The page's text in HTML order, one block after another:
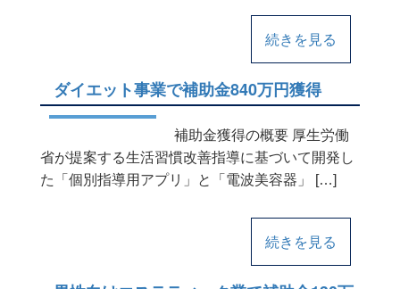
続きを見る
ダイエット事業で補助金840万円獲得
補助金獲得の概要 厚生労働
省が提案する生活習慣改善指導に基づいて開発し
た「個別指導用アプリ」と「電波美容器」 […]
続きを見る